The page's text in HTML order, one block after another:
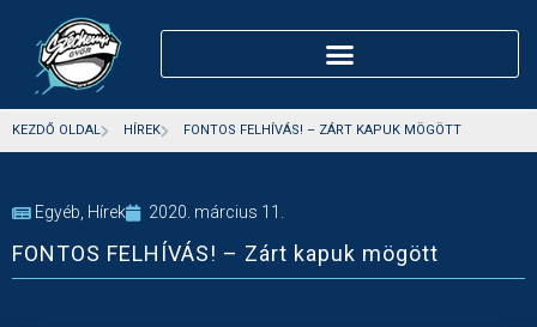
KEZDŐ OLDAL HÍREK FONTOS FELHÍVÁS! – ZÁRT KAPUK MÖGÖTT
Egyéb Hírek 2020. március 11.
FONTOS FELHÍVÁS! – Zárt kapuk mögött